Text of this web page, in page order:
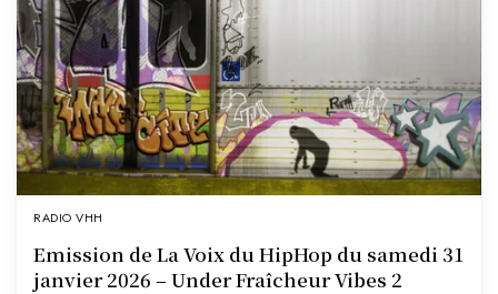
RADIO VHH
Emission de La Voix du HipHop du samedi 31
janvier 2026 – Under Fraîcheur Vibes 2